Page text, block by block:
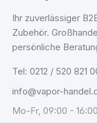
Ihr zuverlässiger
Zubehör.
persönliche
Tel: 0212 / 520 821
info@vapor-
Mo-Fr, 09:00 -